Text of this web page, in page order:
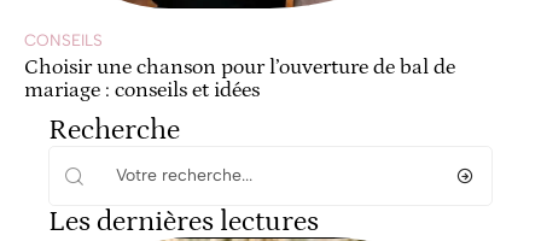
CONSEILS
Choisir une chanson pour l’ouverture de bal de
mariage : conseils et idées
Recherche
Les dernières lectures